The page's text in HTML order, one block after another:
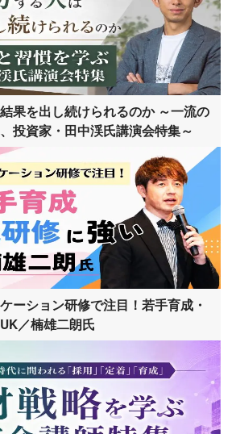
果を出し続けられるのか ～一流の
投資家・田中渓氏講演会特集～
ーション研修で注目！若手育成・
／楠雄二朗氏